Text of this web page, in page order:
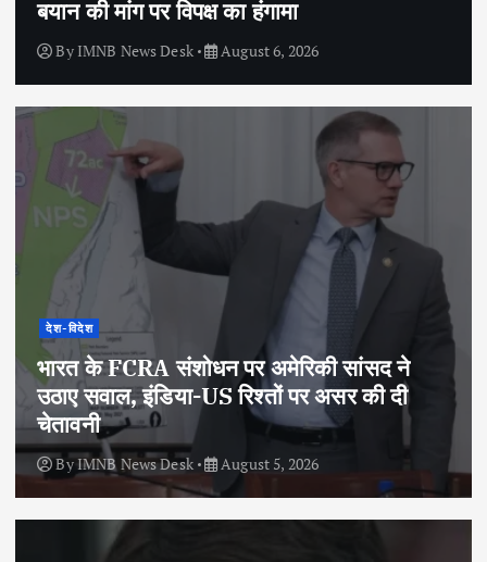
बयान की मांग पर विपक्ष का हंगामा
By IMNB News Desk August 6, 2026
देश-विदेश
भारत के FCRA संशोधन पर अमेरिकी सांसद ने
उठाए सवाल, इंडिया-US रिश्तों पर असर की दी
चेतावनी
ByIMNB News Desk August 5, 2026